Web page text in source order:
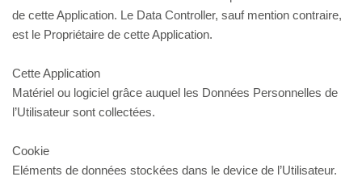
de cette Application. Le Data Controller, sauf mention contraire,
est le Propriétaire de cette Application.
Cette Application
Matériel ou logiciel grâce auquel les Données Personnelles de
l’Utilisateur sont collectées.
Cookie
Eléments de données stockées dans le device de l’Utilisateur.